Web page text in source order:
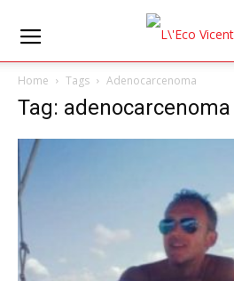
Home Tags Adenocarcenoma
Tag: adenocarcenoma